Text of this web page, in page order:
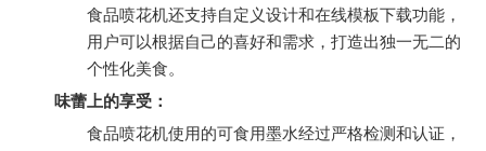
食品喷花机还支持自定义设计和在线模板下载功能，
用户可以根据自己的喜好和需求，打造出独一无二的
个性化美食。
味蕾上的享受：
食品喷花机使用的可食用墨水经过严格检测和认证，